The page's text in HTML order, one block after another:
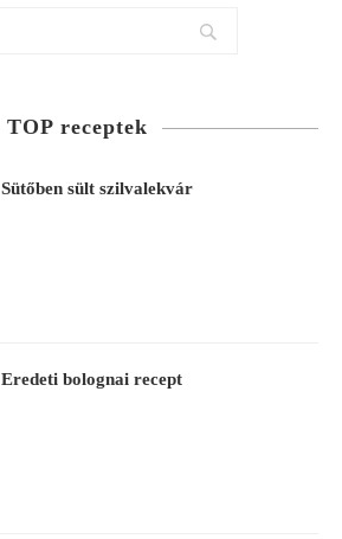
TOP receptek
Sütőben sült szilvalekvár
Eredeti bolognai recept